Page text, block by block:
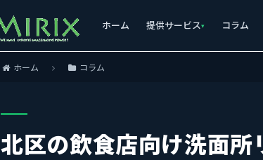
ホーム 提供サービス コラム
ホーム コラム
北区の飲食店向け洗面